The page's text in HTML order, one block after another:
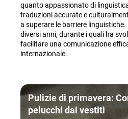
quanto appassionato di
traduzioni accurate e
a superare le barriere
diversi anni, durante i quali ha
facilitare una comunicazione
internazionale.
Pulizie di primavera:
pelucchi dai vestiti